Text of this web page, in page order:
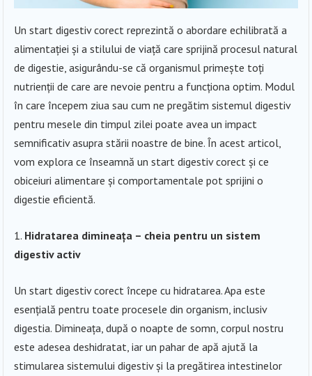
Un start digestiv corect reprezintă o abordare echilibrată a
alimentației și a stilului de viață care sprijină procesul natural
de digestie, asigurându-se că organismul primește toți
nutrienții de care are nevoie pentru a funcționa optim. Modul
în care începem ziua sau cum ne pregătim sistemul digestiv
pentru mesele din timpul zilei poate avea un impact
semnificativ asupra stării noastre de bine. În acest articol,
vom explora ce înseamnă un start digestiv corect și ce
obiceiuri alimentare și comportamentale pot sprijini o
digestie eficientă.
Hidratarea dimineața – cheia pentru un sistem
digestiv activ
Un start digestiv corect începe cu hidratarea. Apa este
esențială pentru toate procesele din organism, inclusiv
digestia. Dimineața, după o noapte de somn, corpul nostru
este adesea deshidratat, iar un pahar de apă ajută la
stimularea sistemului digestiv și la pregătirea intestinelor